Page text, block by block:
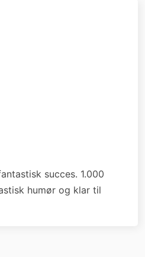
succes. 1.000
humør og klar til